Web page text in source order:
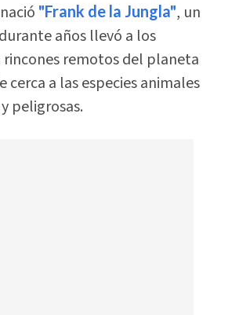
"Frank de la Jungla", un
años llevó a los
rincones remotos del planeta
cerca a las especies animales
peligrosas.